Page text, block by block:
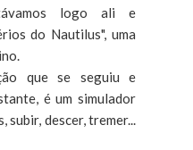
logo ali e
do Nautilus", uma
que se seguiu e
é um simulador
subir, descer, tremer...